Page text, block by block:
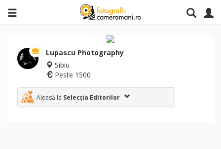
Lupascu Photography
Sibiu
Peste 1500
Aleasă la Selecția Editorilor